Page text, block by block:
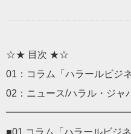
☆★ 目次 ★☆
01：コラム「ハラールビジ
02：ニュース/ハラル・ジャ
■01 コラム「ハラールビジ